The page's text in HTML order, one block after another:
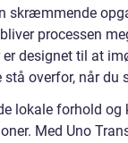
skræmmende
processen
designet til at
overfor, når du
lokale forhold
Med Uno